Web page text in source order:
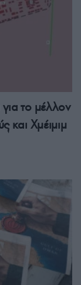
το μέλλον
και Χμέιμιμ